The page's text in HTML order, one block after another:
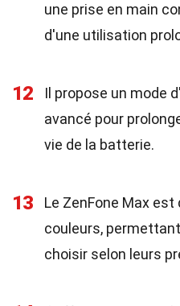
une prise en main
d'une utilisation
12
Il propose un mode
avancé pour
vie de la batterie.
13
Le ZenFone Max
couleurs,
choisir selon leurs